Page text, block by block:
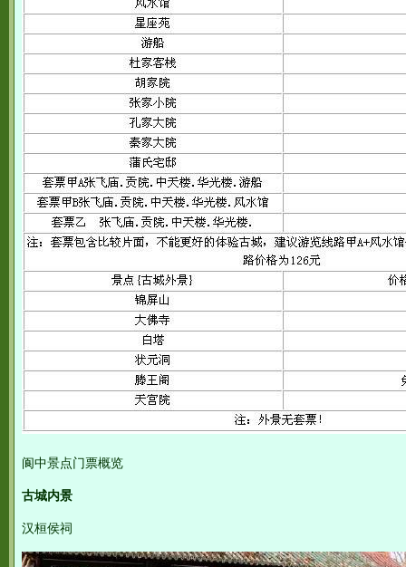
阆中景点门票概览
古城内景
汉桓侯祠